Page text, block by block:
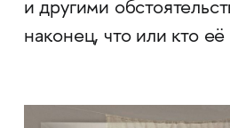
и другими
наконец, что или кто